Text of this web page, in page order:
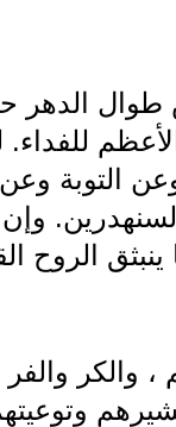
الدهر
للفداء.
التوبة
ينبثق الروح
والفر